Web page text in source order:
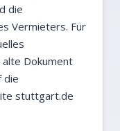
die
Vermieters. Für
Dokument
die
stuttgart.de